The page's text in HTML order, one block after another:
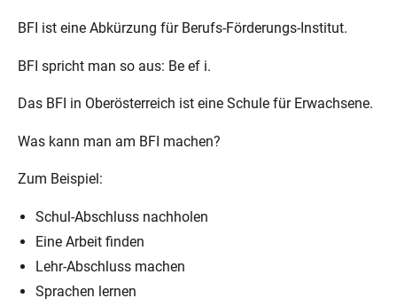
BFI ist eine Abkürzung für Berufs-Förderungs-Institut.
BFI spricht man so aus: Be ef i.
Das BFI in Oberösterreich ist eine Schule für Erwachsene.
Was kann man am BFI machen?
Zum Beispiel:
Schul-Abschluss nachholen
Eine Arbeit finden
Lehr-Abschluss machen
Sprachen lernen